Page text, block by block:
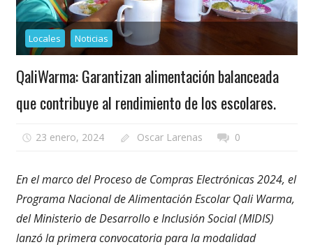
Locales Noticias
QaliWarma: Garantizan alimentación balanceada
que contribuye al rendimiento de los escolares.
23 enero, 2024 Oscar Larenas 0
En el marco del Proceso de Compras Electrónicas 2024, el
Programa Nacional de Alimentación Escolar Qali Warma,
del Ministerio de Desarrollo e Inclusión Social (MIDIS)
lanzó la primera convocatoria para la modalidad